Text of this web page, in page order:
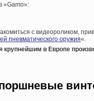
«Gamo»:
с видеороликом,
пневматического оружия«.
крупнейшим в Европе